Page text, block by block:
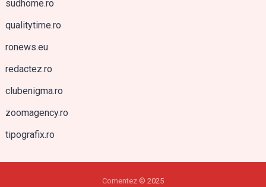
sudhome.ro
qualitytime.ro
ronews.eu
redactez.ro
clubenigma.ro
zoomagency.ro
tipografix.ro
Comentez© 2025